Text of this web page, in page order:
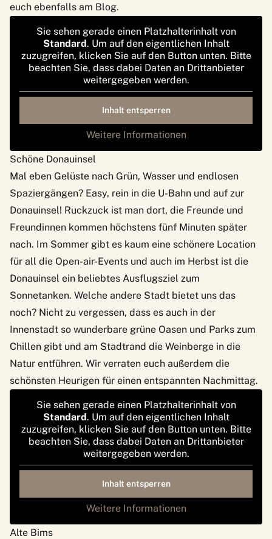
euch ebenfalls am Blog.
Sie sehen gerade einen Platzhalterinhalt von
Standard. Um auf den eigentlichen Inhalt
zuzugreifen, klicken Sie auf den Button unten. Bitte
beachten Sie, dass dabei Daten an Drittanbieter
weitergegeben werden.
Inhalt entsperren
Weitere Informationen
Schöne Donauinsel
Mal eben Gelüste nach Grün, Wasser und endlosen
Spaziergängen? Easy, rein in die U-Bahn und auf zur
Donauinsel! Ruckzuck ist man dort, die Freunde und
Freundinnen kommen höchstens fünf Minuten später
nach. Im Sommer gibt es kaum eine schönere Location
für all die Open-air-Events und auch im Herbst ist die
Donauinsel ein beliebtes Ausflugsziel zum
Sonnetanken. Welche andere Stadt bietet uns das
noch? Nicht zu vergessen, dass es auch in der
Innenstadt so wunderbare grüne Oasen und Parks zum
Chillen gibt und am Stadtrand die Weinberge in die
Natur entführen. Wir verraten euch außerdem die
schönsten Heurigen für einen entspannten Nachmittag.
Sie sehen gerade einen Platzhalterinhalt von
Standard. Um auf den eigentlichen Inhalt
zuzugreifen, klicken Sie auf den Button unten. Bitte
beachten Sie, dass dabei Daten an Drittanbieter
weitergegeben werden.
Inhalt entsperren
Weitere Informationen
Alte Bims